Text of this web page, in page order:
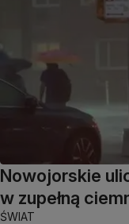
Nowojorskie
w zupełną
ŚWIAT